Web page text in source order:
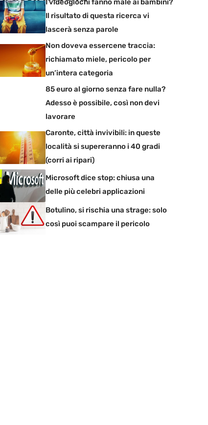
I videogiochi fanno male ai bambini?
Il risultato di questa ricerca vi
lascerà senza parole
Non doveva essercene traccia:
richiamato miele, pericolo per
un’intera categoria
85 euro al giorno senza fare nulla?
Adesso è possibile, così non devi
lavorare
Caronte, città invivibili: in queste
località si supereranno i 40 gradi
(corri ai ripari)
Microsoft dice stop: chiusa una
delle più celebri applicazioni
Botulino, si rischia una strage: solo
così puoi scampare il pericolo